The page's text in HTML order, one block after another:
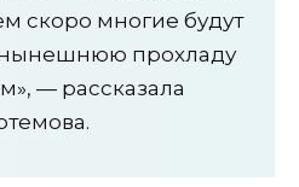
скоро многие будут
прохладу
— рассказала